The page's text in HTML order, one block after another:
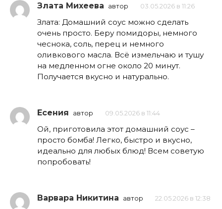
Злата Михеева автор 03.05.2026 в 11:26
Злата: Домашний соус можно сделать
очень просто. Беру помидоры, немного
чеснока, соль, перец и немного
оливкового масла. Всё измельчаю и тушу
на медленном огне около 20 минут.
Получается вкусно и натурально.
Есения автор 09.05.2026 в 11:44
Ой, приготовила этот домашний соус –
просто бомба! Легко, быстро и вкусно,
идеально для любых блюд! Всем советую
попробовать!
Варвара Никитина автор 22.05.2026 в 12:38